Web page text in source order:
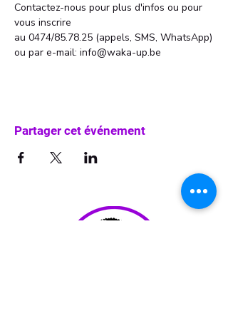
Contactez-nous pour plus d'infos ou pour
vous inscrire
au 0474/85.78.25 (appels, SMS, WhatsApp)
ou par e-mail: info@waka-up.be
Partager cet événement